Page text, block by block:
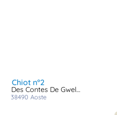
chiot n°2
Des Contes De Gwelane
38490 aoste